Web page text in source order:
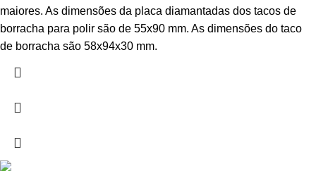
maiores. As dimensões da placa diamantadas dos tacos de
borracha para polir são de 55x90 mm. As dimensões do taco
de borracha são 58x94x30 mm.